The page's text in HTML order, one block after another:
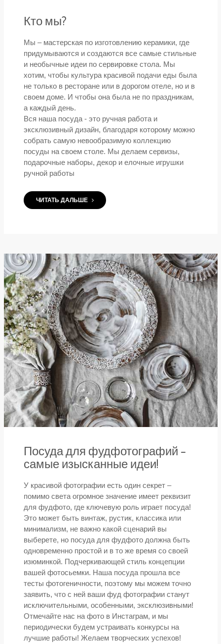
Кто мы?
Мы – мастерская по изготовлению керамики, где
придумываются и создаются все самые стильные
и необычные идеи по сервировке стола. Мы
хотим, чтобы культура красивой подачи еды была
не только в ресторане или в дорогом отеле, но и в
своем доме. И чтобы она была не по праздникам,
а каждый день.
Вся наша посуда - это ручная работа и
эксклюзивный дизайн, благодаря которому можно
собрать самую невообразимую коллекцию
посуды на своем столе. Мы делаем сервизы,
подарочные наборы, декор и елочные игрушки
ручной работы
ЧИТАТЬ ДАЛЬШЕ
Посуда для фудфотографий –
самые изысканные идеи!
У красивой фотографии есть один секрет –
помимо света огромное значение имеет реквизит
для фудфото, где ключевую роль играет посуда!
Это может быть винтаж, рустик, классика или
минимализм, не важно какой сценарий вы
выберете, но посуда для фудфото должна быть
одновременно простой и в то же время со своей
изюминкой. Подчеркивающей стиль концепции
вашей фотосьемки. Наша посуда прошла все
тесты фотогеничности, поэтому мы можем точно
заявить, что с ней ваши фуд фотографии станут
исключительными, особенными, эксклюзивными!
Отмечайте нас на фото в Инстаграм, и мы
периодически будем устраивать конкурсы на
лучшие работы! Желаем творческих успехов!